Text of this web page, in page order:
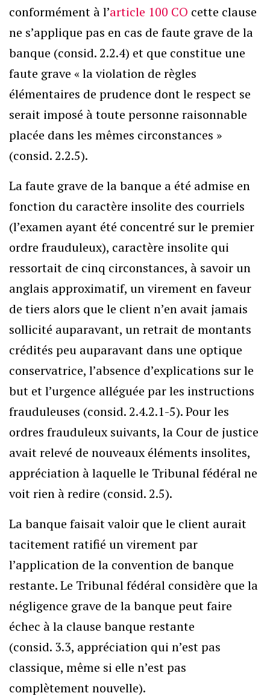
conformément à l’article 100 CO cette clause
ne s’applique pas en cas de faute grave de la
banque (consid. 2.2.4) et que constitue une
faute grave « la violation de règles
élémentaires de prudence dont le respect se
serait imposé à toute personne raisonnable
placée dans les mêmes circonstances »
(consid. 2.2.5).
La faute grave de la banque a été admise en
fonction du caractère insolite des courriels
(l’examen ayant été concentré sur le premier
ordre frauduleux), caractère insolite qui
ressortait de cinq circonstances, à savoir un
anglais approximatif, un virement en faveur
de tiers alors que le client n’en avait jamais
sollicité auparavant, un retrait de montants
crédités peu auparavant dans une optique
conservatrice, l’absence d’explications sur le
but et l’urgence alléguée par les instructions
frauduleuses (consid. 2.4.2.1-5). Pour les
ordres frauduleux suivants, la Cour de justice
avait relevé de nouveaux éléments insolites,
appréciation à laquelle le Tribunal fédéral ne
voit rien à redire (consid. 2.5).
La banque faisait valoir que le client aurait
tacitement ratifié un virement par
l’application de la convention de banque
restante. Le Tribunal fédéral considère que la
négligence grave de la banque peut faire
échec à la clause banque restante
(consid. 3.3, appréciation qui n’est pas
classique, même si elle n’est pas
complètement nouvelle).